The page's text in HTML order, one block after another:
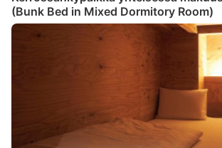
(Bunk Bed in Mixed Dormitory Room)